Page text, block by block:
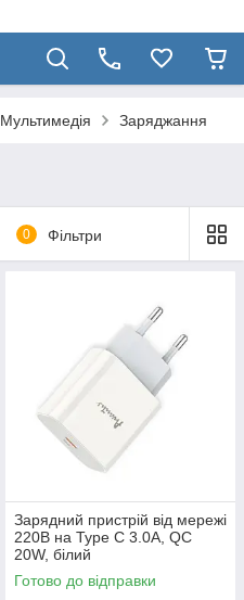
Мультимедія Заряджання
0 Фільтри
Зарядний пристрій від мережі
220В на Type C 3.0A, QC
20W, білий
Готово до відправки